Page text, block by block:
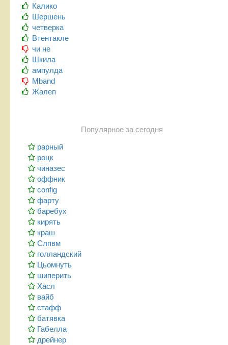
Калико
Шершень
четверка
Втентакле
чи не
Шкила
ампулда
Mband
Жалеп
Популярное за сегодня
рарный
роцк
чиназес
оффник
config
фарту
баребух
кирять
краш
Слпвм
голландский
Цьомнуть
шиперить
Хасл
вайб
стафф
батявка
Габелла
дрейнер